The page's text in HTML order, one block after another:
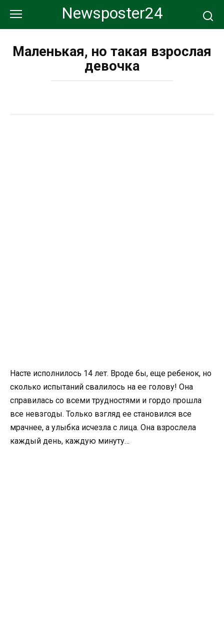
контенту
Newsposter24
Маленькая, но такая взрослая
девочка
Насте исполнилось 14 лет. Вроде бы, еще ребенок, но
сколько испытаний свалилось на ее голову! Она
справилась со всеми трудностями и гордо прошла
все невзгоды. Только взгляд ее становился все
мрачнее, а улыбка исчезла с лица. Она взрослела
каждый день, каждую минуту…